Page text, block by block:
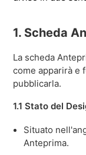
1. Scheda
La scheda
come apparirà e
pubblicarla.
1.1 Stato del
Situato
Anteprima.